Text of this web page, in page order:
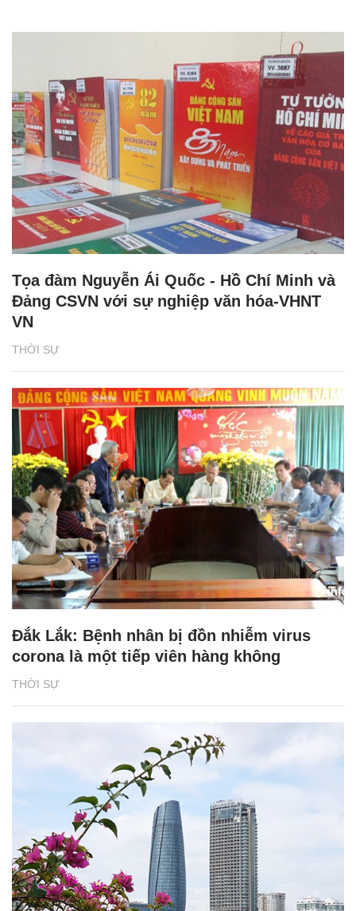
THỜI SỰ
Tọa đàm Nguyễn Ái Quốc - Hồ Chí Minh và
Đảng CSVN với sự nghiệp văn hóa-VHNT
VN
THỜI SỰ
Đắk Lắk: Bệnh nhân bị đồn nhiễm virus
corona là một tiếp viên hàng không